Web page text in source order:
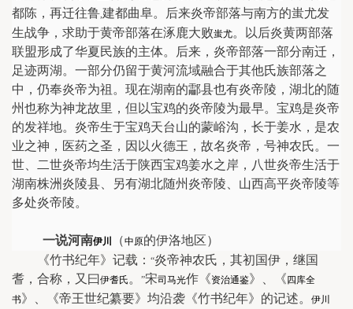
都陈，再迁往鲁建都曲阜。后来炎帝部落与南方的蚩尤发
生战争，求助于黄帝部落在涿鹿大败蚩尤。以后炎黄两部落
联盟形成了华夏民族的主体。后来，炎帝部落一部分南迁，
足迹两湖。一部分仍留于黄河流域融合于其他氏族部落之
中，仍奉炎帝为祖。现在湖南的酃县也有炎帝陵，湖北的随
州也称为神龙故里，但以宝鸡的炎帝陵为最早。宝鸡是炎帝
的发祥地。炎帝生于宝鸡天台山的蒙峪沟，长于姜水，是农
业之神，医药之圣，因以火德王，故名炎帝，号神农氏。一
世、二世炎帝均生活于陕西宝鸡姜水之岸，八世炎帝生活于
湖南株洲炎陵县、另有湖北随州炎帝陵、山西高平炎帝陵等
多处炎帝陵。
一说河南伊川 （中原的伊洛地区）
《竹书纪年》记载： “炎帝神农氏，其初国伊，继国
耆，合称，又曰伊耆氏 。 ”宋司马光作《资治通鉴》、《四库全
书》、《帝王世纪纂要》均沿袭《竹书纪年》的记述。 伊川